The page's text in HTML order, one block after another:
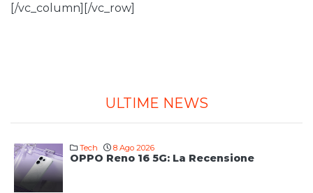
[/vc_column][/vc_row]
ULTIME NEWS
Tech 8 Ago 2026
OPPO Reno 16 5G: La Recensione